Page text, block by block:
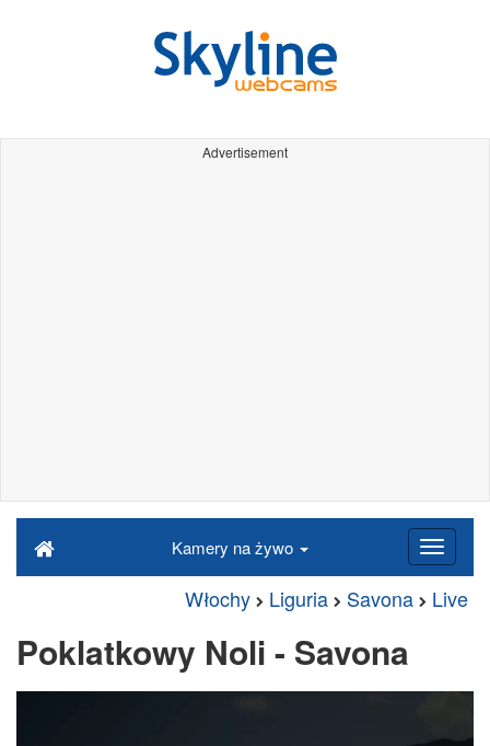
Advertisement
Kamery na żywo
Włochy Liguria Savona Live
Poklatkowy Noli - Savona